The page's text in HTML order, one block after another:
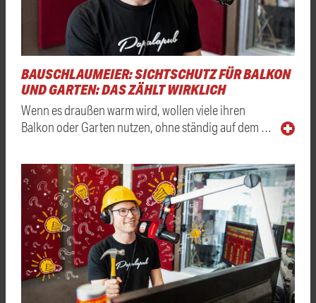
BAUSCHLAUMEIER: SICHTSCHUTZ FÜR BALKON
UND GARTEN: DAS ZÄHLT WIRKLICH
Wenn es draußen warm wird, wollen viele ihren
Balkon oder Garten nutzen, ohne ständig auf dem …